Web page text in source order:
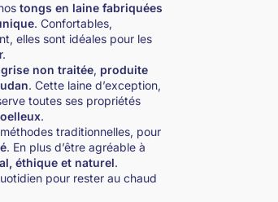
tongs en laine fabriquées
. Confortables,
elles sont idéales pour les
non traitée, produite
. Cette laine d’exception,
toutes ses propriétés
.
traditionnelles, pour
. En plus d’être agréable à
éthique et naturel.
pour rester au chaud